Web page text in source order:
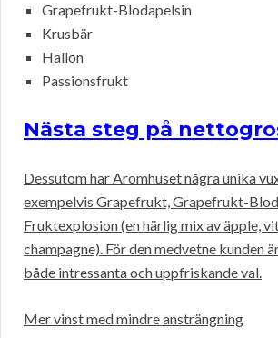
Grapefrukt-Blodapelsin
Krusbär
Hallon
Passionsfrukt
Nästa steg på
Dessutom har Aromhuset några unika
exempelvis Grapefrukt, Grapefrukt-
Fruktexplosion (en härlig mix av äpple,
champagne). För den medvetne kunden
både intressanta och uppfriskande val.
Mer vinst med mindre ansträngning